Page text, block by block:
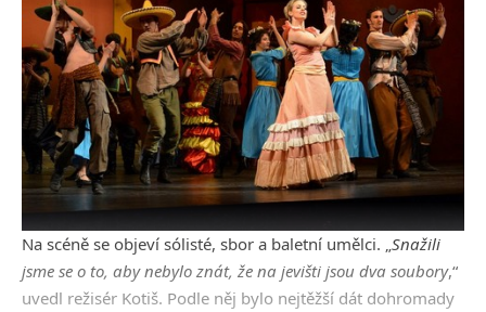
Na scéně se objeví sólisté, sbor a baletní umělci. „Snažili
jsme se o to, aby nebylo znát, že na jevišti jsou dva soubory,“
uvedl režisér Kotiš. Podle něj bylo nejtěžší dát dohromady